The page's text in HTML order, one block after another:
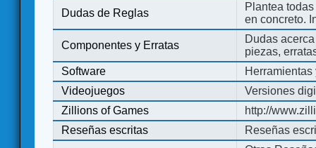
Dudas de Reglas
Plantea
en concreto.
Componentes y Erratas
Dudas
piezas,
Software
Videojuegos
Versiones
Zillions of Games
http://
Reseñas escritas
Reseñas